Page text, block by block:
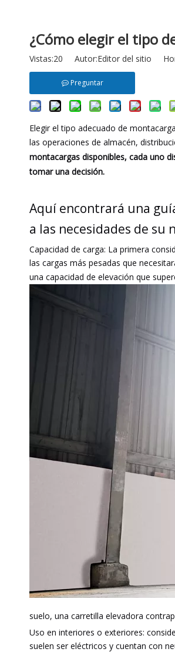
¿Cómo elegir el tipo
Vistas:20 Autor:Editor del sitio
Preguntar
Elegir el tipo adecuado de
las operaciones de almacén,
montacargas disponibles, cada uno
tomar una decisión.
Aquí encontrará una
a las necesidades de su
Capacidad de carga: La primera
las cargas más pesadas que
una capacidad de elevación que
suelo, una carretilla elevadora
Uso en interiores o exteriores:
suelen ser eléctricos y cuentan con